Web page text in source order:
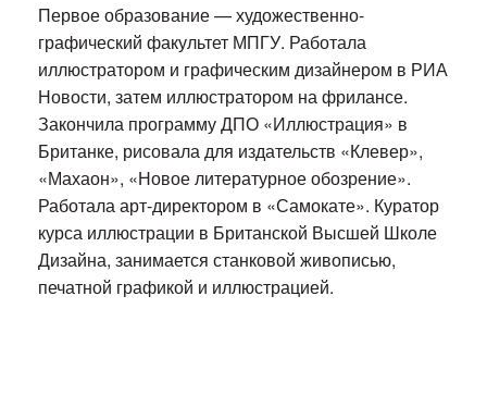
Первое образование — художественно-
графический факультет МПГУ. Работала
иллюстратором и графическим дизайнером в РИА
Новости, затем иллюстратором на фрилансе.
Закончила программу ДПО «Иллюстрация» в
Британке, рисовала для издательств «Клевер»,
«Махаон», «Новое литературное обозрение».
Работала арт-директором в «Самокате». Куратор
курса иллюстрации в Британской Высшей Школе
Дизайна, занимается станковой живописью,
печатной графикой и иллюстрацией.